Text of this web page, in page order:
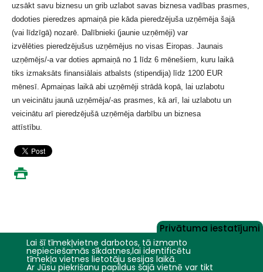
uzsākt savu biznesu un grib uzlabot savas biznesa vadības prasmes,
dodoties pieredzes apmaiņā pie kāda pieredzējuša uzņēmēja šajā
(vai līdzīgā) nozarē. Dalībnieki (jaunie uzņēmēji) var
izvēlēties pieredzējušus uzņēmējus no visas Eiropas. Jaunais
uzņēmējs/-a var doties apmaiņā no 1 līdz 6 mēnešiem, kuru laikā
tiks izmaksāts finansiālais atbalsts (stipendija) līdz 1200 EUR
mēnesī. Apmaiņas laikā abi uzņēmēji strādā kopā, lai uzlabotu
un veicinātu jaunā uzņēmēja/-as prasmes, kā arī, lai uzlabotu un
veicinātu arī pieredzējušā uzņēmēja darbību un biznesa
attīstību.
Privātuma iestatījumi
Lai šī tīmekļvietne darbotos, tā izmanto
nepieciešamās sīkdatnes,lai identificētu
tīmekļa vietnes lietotāju sesijas laikā.
Ar Jūsu piekrišanu papildus šajā vietnē var tikt